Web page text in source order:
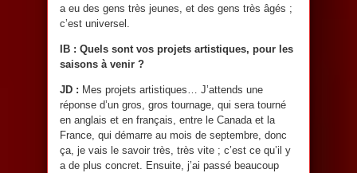
a eu des gens très jeunes, et des gens très âgés ;
c’est universel.
IB : Quels sont vos projets artistiques, pour les
saisons à venir ?
JD : Mes projets artistiques… J’attends une
réponse d’un gros, gros tournage, qui sera tourné
en anglais et en français, entre le Canada et la
France, qui démarre au mois de septembre, donc
ça, je vais le savoir très, très vite ; c’est ce qu’il y
a de plus concret. Ensuite, j’ai passé beaucoup